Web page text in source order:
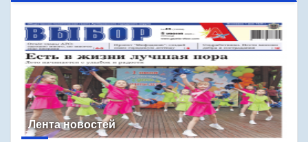
Лента новостей